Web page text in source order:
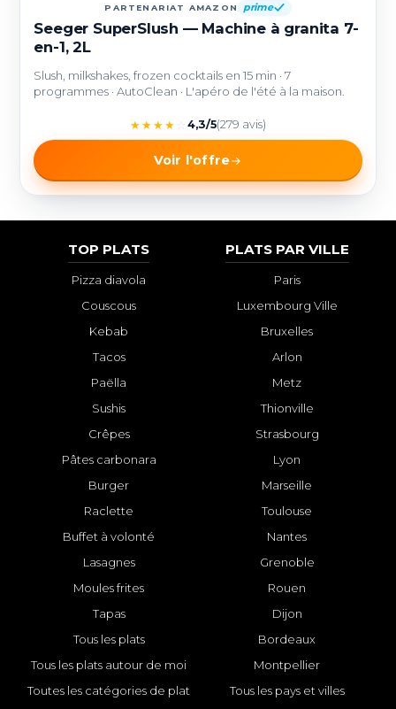
PARTENARIAT AMAZON prime
Seeger SuperSlush — Machine à granita 7-
en-1, 2L
Slush, milkshakes, frozen cocktails en 15 min · 7
programmes · AutoClean · L'apéro de l'été à la maison.
★★★★ 4,3/5(279 avis)
Voir l'offre
TOP PLATS
Pizza diavola
Couscous
Kebab
Tacos
Paëlla
Sushis
Crêpes
Pâtes carbonara
Burger
Raclette
Buffet à volonté
Lasagnes
Moules frites
Tapas
Tous les plats
Tous les plats autour de moi
Toutes les catégories de plat
PLATS PAR VILLE
Paris
Luxembourg Ville
Bruxelles
Arlon
Metz
Thionville
Strasbourg
Lyon
Marseille
Toulouse
Nantes
Grenoble
Rouen
Dijon
Bordeaux
Montpellier
Tous les pays et villes